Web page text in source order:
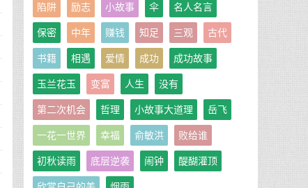
陷阱 励志 小故事 伞 名人名言
保密 中年 赚钱 知足 三观 古代
书籍 相遇 爱情 成功 成功故事
玉兰花玉 变富 人生 没有
第二次机会 哲理 小故事大道理 岳飞
一花一世界 幸福 俞敏洪 败给谁
初秋读雨 底层逆袭 闹钟 醍醐灌顶